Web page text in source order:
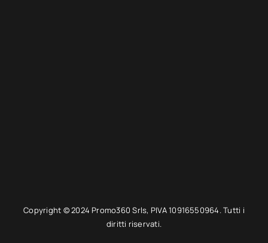
Copyright © 2024 Promo360 Srls, PIVA 10916550964. Tutti i
diritti riservati.